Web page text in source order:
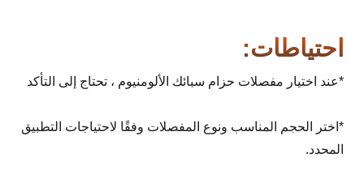
احتياطات:
*عند اختيار مفصلات حزام سبائك الألومنيوم ، تحتاج إلى التأكد
*اختر الحجم المناسب ونوع المفصلات وفقًا لاحتياجات التطبيق
المحدد.